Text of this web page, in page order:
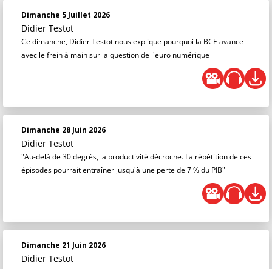
Dimanche 5 Juillet 2026
Didier Testot
Ce dimanche, Didier Testot nous explique pourquoi la BCE avance
avec le frein à main sur la question de l'euro numérique
Dimanche 28 Juin 2026
Didier Testot
"Au-delà de 30 degrés, la productivité décroche. La répétition de ces
épisodes pourrait entraîner jusqu'à une perte de 7 % du PIB"
Dimanche 21 Juin 2026
Didier Testot